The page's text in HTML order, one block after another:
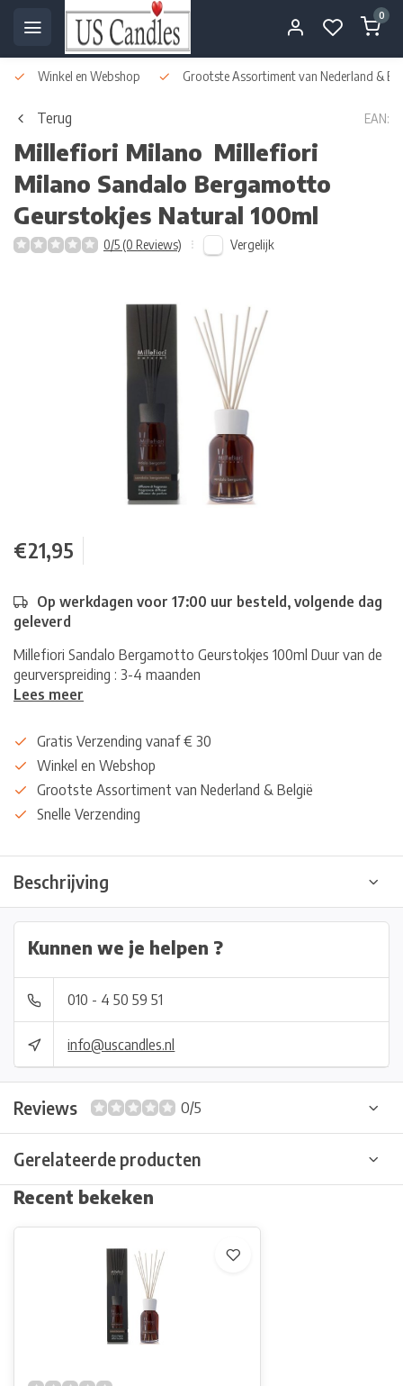
0
Winkel en Webshop Grootste Assortiment van Nederland &
Terug EAN:
Millefiori Milano Millefiori
Milano Sandalo Bergamotto
Geurstokjes Natural 100ml
0/5 (0 Reviews) Vergelijk
€21,95
Op werkdagen voor 17:00 uur besteld, volgende dag
geleverd
Millefiori Sandalo Bergamotto Geurstokjes 100ml Duur van de
geurverspreiding : 3-4 maanden
Lees meer
Gratis Verzending vanaf € 30
Winkel en Webshop
Grootste Assortiment van Nederland & België
Snelle Verzending
Beschrijving
Kunnen we je helpen ?
010 - 4 50 59 51
info@uscandles.nl
Reviews 0/5
Gerelateerde producten
Recent bekeken